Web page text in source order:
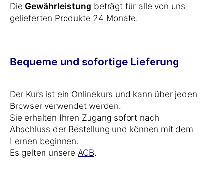
Die Gewährleistung beträgt für alle von uns
gelieferten Produkte 24 Monate.
Bequeme und sofortige Lieferung
Der Kurs ist ein Onlinekurs und kann über jeden
Browser verwendet werden.
Sie erhalten Ihren Zugang sofort nach
Abschluss der Bestellung und können mit dem
Lernen beginnen.
Es gelten unsere AGB.